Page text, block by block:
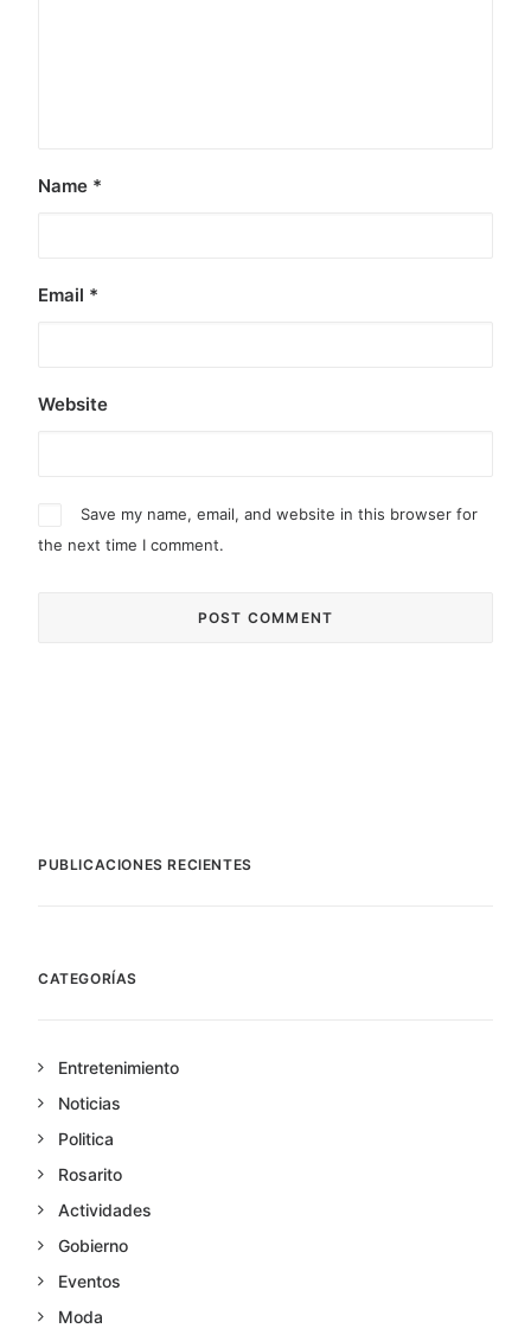
Name *
Email *
Website
Save my name, email, and website in this browser for
the next time I comment.
PUBLICACIONES RECIENTES
CATEGORÍAS
Entretenimiento
Noticias
Politica
Rosarito
Actividades
Gobierno
Eventos
Moda